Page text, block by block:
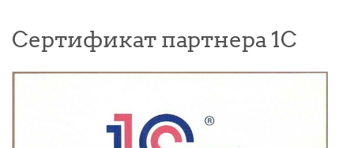
Сертификат партнера 1С